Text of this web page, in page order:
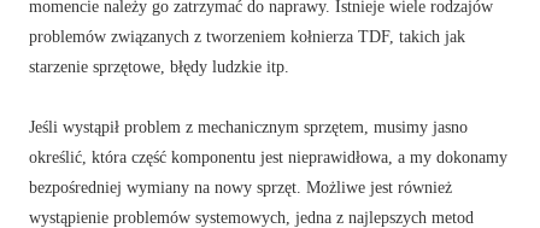
momencie należy go zatrzymać do naprawy. Istnieje wiele rodzajów
problemów związanych z tworzeniem kołnierza TDF, takich jak
starzenie sprzętowe, błędy ludzkie itp.
Jeśli wystąpił problem z mechanicznym sprzętem, musimy jasno
określić, która część komponentu jest nieprawidłowa, a my dokonamy
bezpośredniej wymiany na nowy sprzęt. Możliwe jest również
wystąpienie problemów systemowych, jedna z najlepszych metod